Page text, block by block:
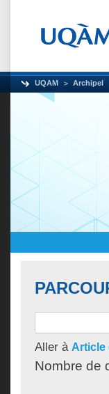
UQAM Archipel
Aller à Article
Nombre de